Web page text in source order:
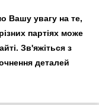
Вашу увагу на те,
партіях може
Зв'яжіться з
деталей